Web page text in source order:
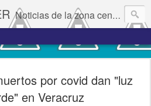
Noticias de la zona centro del estado de Veracruz.
por covid dan "luz
en Veracruz